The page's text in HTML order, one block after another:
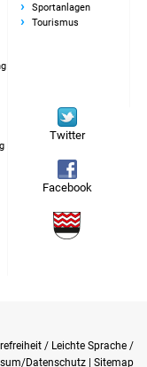
und
und Integration
Sportanlagen
Tourismus
Twitter
Facebook
/ Leichte Sprache /
Datenschutz Sitemap